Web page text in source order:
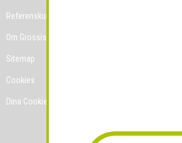
Referenskunder
Om Grossist.se
Sitemap
Cookies
Dina Cookie-prefenser